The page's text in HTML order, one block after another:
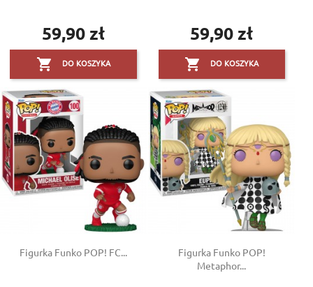
Cena
59,90 zł
 DO KOSZYKA
Cena
59,90 zł
 DO KOSZYKA
Figurka Funko POP! FC...
Figurka Funko POP!
Metaphor...